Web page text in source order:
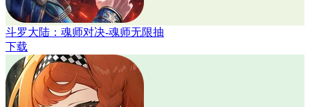
斗罗大陆：魂师对决-魂师无限抽
下载